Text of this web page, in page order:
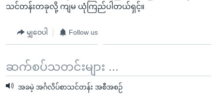
သင်တန်းတခုလို့ ကျမ ယုံကြည်ပါတယ်ရှင့်။
မျှဝေပါ Follow us
ဆက်စပ်သတင်းများ ...
အခမဲ့ အင်္ဂလိပ်စာသင်တန်း အစီအစဉ်